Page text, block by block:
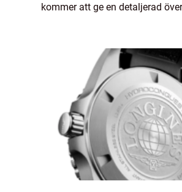
kommer att ge en detaljerad